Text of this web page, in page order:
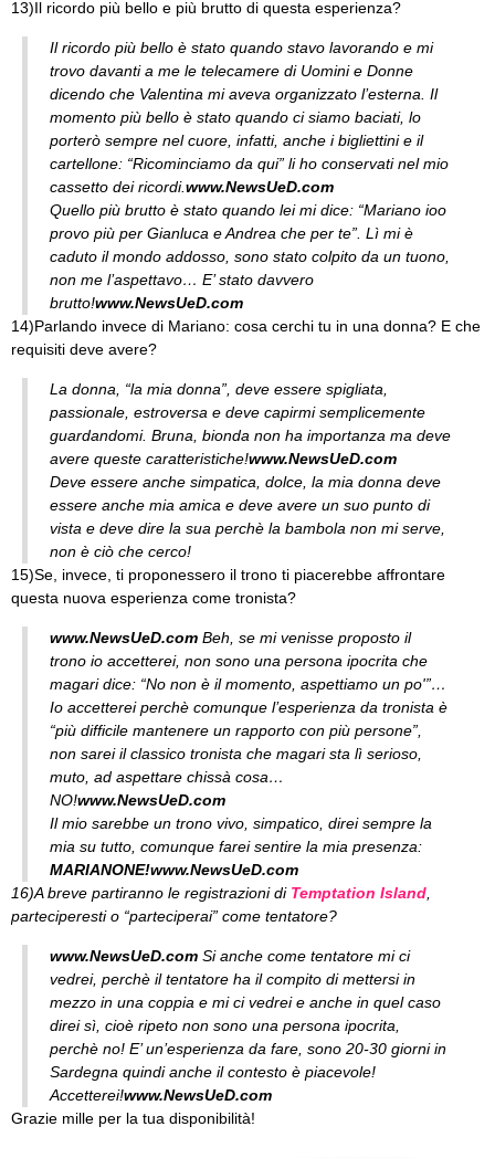
13)Il ricordo più bello e più brutto di questa esperienza?
Il ricordo più bello è stato quando stavo lavorando e mi
trovo davanti a me le telecamere di Uomini e Donne
dicendo che Valentina mi aveva organizzato l’esterna. Il
momento più bello è stato quando ci siamo baciati, lo
porterò sempre nel cuore, infatti, anche i bigliettini e il
cartellone: “Ricominciamo da qui” li ho conservati nel mio
cassetto dei ricordi.www.NewsUeD.com
Quello più brutto è stato quando lei mi dice: “Mariano ioo
provo più per Gianluca e Andrea che per te”. Lì mi è
caduto il mondo addosso, sono stato colpito da un tuono,
non me l’aspettavo… E’ stato davvero
brutto!www.NewsUeD.com
14)Parlando invece di Mariano: cosa cerchi tu in una donna? E che
requisiti deve avere?
La donna, “la mia donna”, deve essere spigliata,
passionale, estroversa e deve capirmi semplicemente
guardandomi. Bruna, bionda non ha importanza ma deve
avere queste caratteristiche!www.NewsUeD.com
Deve essere anche simpatica, dolce, la mia donna deve
essere anche mia amica e deve avere un suo punto di
vista e deve dire la sua perchè la bambola non mi serve,
non è ciò che cerco!
15)Se, invece, ti proponessero il trono ti piacerebbe affrontare
questa nuova esperienza come tronista?
www.NewsUeD.com Beh, se mi venisse proposto il
trono io accetterei, non sono una persona ipocrita che
magari dice: “No non è il momento, aspettiamo un po'”…
Io accetterei perchè comunque l’esperienza da tronista è
“più difficile mantenere un rapporto con più persone”,
non sarei il classico tronista che magari sta lì serioso,
muto, ad aspettare chissà cosa…
NO!www.NewsUeD.com
Il mio sarebbe un trono vivo, simpatico, direi sempre la
mia su tutto, comunque farei sentire la mia presenza:
MARIANONE!www.NewsUeD.com
16)A breve partiranno le registrazioni di Temptation Island
parteciperesti o “parteciperai” come tentatore?
www.NewsUeD.com Si anche come tentatore mi ci
vedrei, perchè il tentatore ha il compito di mettersi in
mezzo in una coppia e mi ci vedrei e anche in quel caso
direi sì, cioè ripeto non sono una persona ipocrita,
perchè no! E’ un’esperienza da fare, sono 20-30 giorni in
Sardegna quindi anche il contesto è piacevole!
Accetterei!www.NewsUeD.com
Grazie mille per la tua disponibilità!